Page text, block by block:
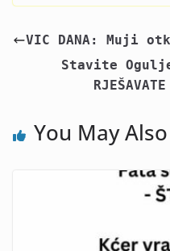
VIC DANA: Muji
Stavite
You May